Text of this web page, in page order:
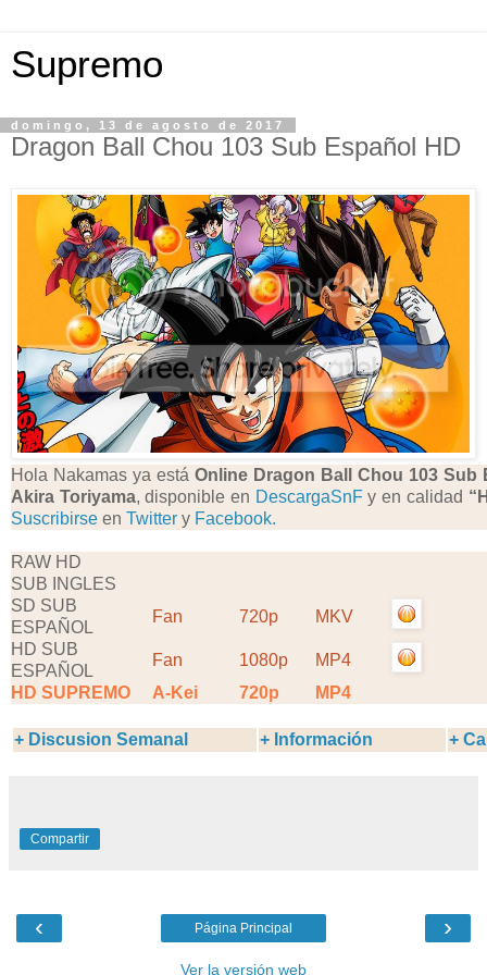
Supremo
domingo, 13 de agosto de 2017
Dragon Ball Chou 103 Sub Español HD
Hola Nakamas ya está Online Dragon Ball Chou 103 Sub
Akira Toriyama, disponible en DescargaSnF y en calidad
Suscribirse en Twitter y Facebook.
RAW HD
SUB INGLES
SD SUB
ESPAÑOL
Fan 720p
MKV
HD SUB
ESPAÑOL
Fan 1080p
MP4
HD SUPREMO
A-Kei 720p MP4
+ Discusion Semanal + Información +
Compartir
‹ ›
Página Principal
Ver la versión web